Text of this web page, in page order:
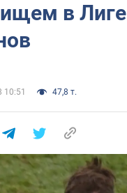
в Лиге
10:51
47,8 т.